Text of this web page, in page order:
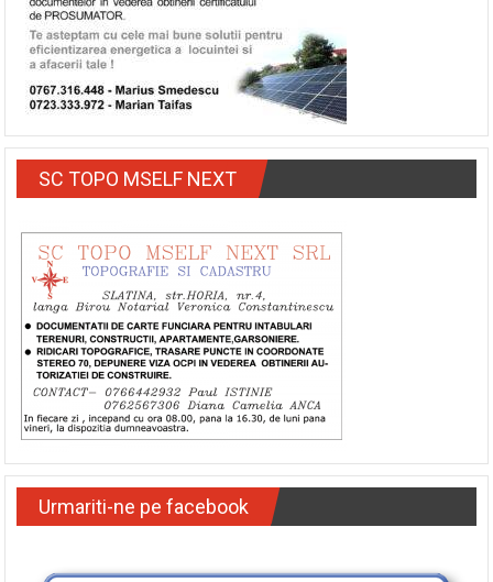
SC TOPO MSELF NEXT
Urmariti-ne pe facebook